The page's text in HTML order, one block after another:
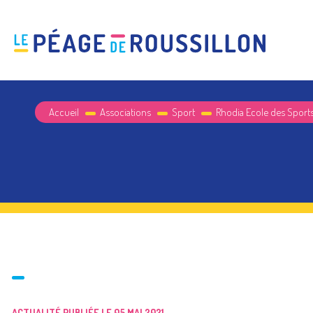
Accueil Associations Sport Rhodia Ecole des